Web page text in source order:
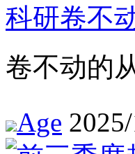
科研卷不
卷不动的
Age